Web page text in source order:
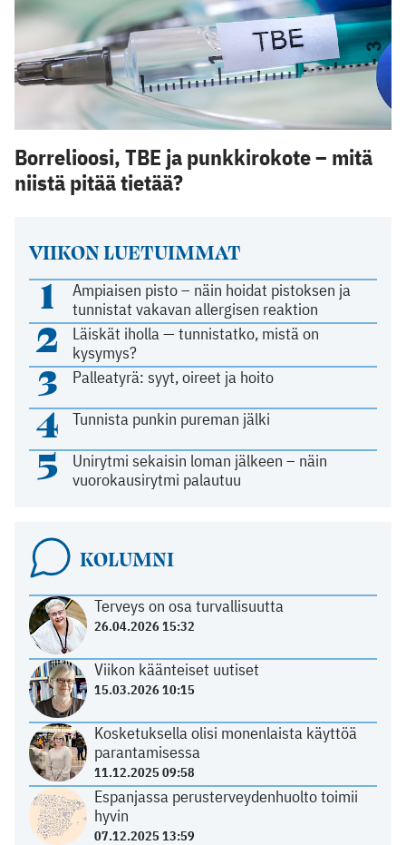
VIIKON LUETUIMMAT
1
Ampiaisen pisto – näin hoidat pistoksen ja
tunnistat vakavan allergisen reaktion
2
Läiskät iholla — tunnistatko, mistä on
kysymys?
3 Palleatyrä: syyt, oireet ja hoito
4 Tunnista punkin pureman jälki
5
Unirytmi sekaisin loman jälkeen – näin
vuorokausirytmi palautuu
KOLUMNI
Terveys on osa turvallisuutta
26.04.2026 15:32
Viikon käänteiset uutiset
15.03.2026 10:15
Kosketuksella olisi monenlaista käyttöä
parantamisessa
11.12.2025 09:58
Espanjassa perusterveydenhuolto toimii
hyvin
07.12.2025 13:59
Borrelioosi, TBE ja punkkirokote – mitä
niistä pitää tietää?